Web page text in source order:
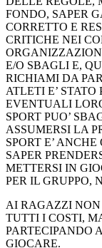
FONDO, SAPER
CORRETTO E
CRITICHE NEI
E/O SBAGLI E,
RICHIAMI DA
ATLETI E’
EVENTUALI
SPORT PUO’
ASSUMERSI LA
SPORT E’
SAPER
METTERSI IN
PER IL GRUPPO,
AI RAGAZZI NON
TUTTI I COSTI,
PARTECIPANDO
GIOCARE.